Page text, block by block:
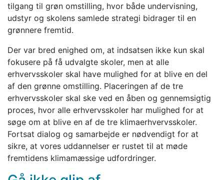
tilgang til grøn omstilling, hvor både undervisning,
udstyr og skolens samlede strategi bidrager til en
grønnere fremtid.
Der var bred enighed om, at indsatsen ikke kun skal
fokusere på få udvalgte skoler, men at alle
erhvervsskoler skal have mulighed for at blive en del
af den grønne omstilling. Placeringen af de tre
erhvervsskoler skal ske ved en åben og gennemsigtig
proces, hvor alle erhvervsskoler har mulighed for at
søge om at blive en af de tre klimaerhvervsskoler.
Fortsat dialog og samarbejde er nødvendigt for at
sikre, at vores uddannelser er rustet til at møde
fremtidens klimamæssige udfordringer.